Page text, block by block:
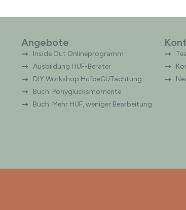
Angebote
Inside Out Onlineprogramm
Ausbildung HUF-Berater
DIY Workshop HufbeGUTachtung
Buch: Ponyglücksmomente
Buch: Mehr HUF, weniger Bearbeitung